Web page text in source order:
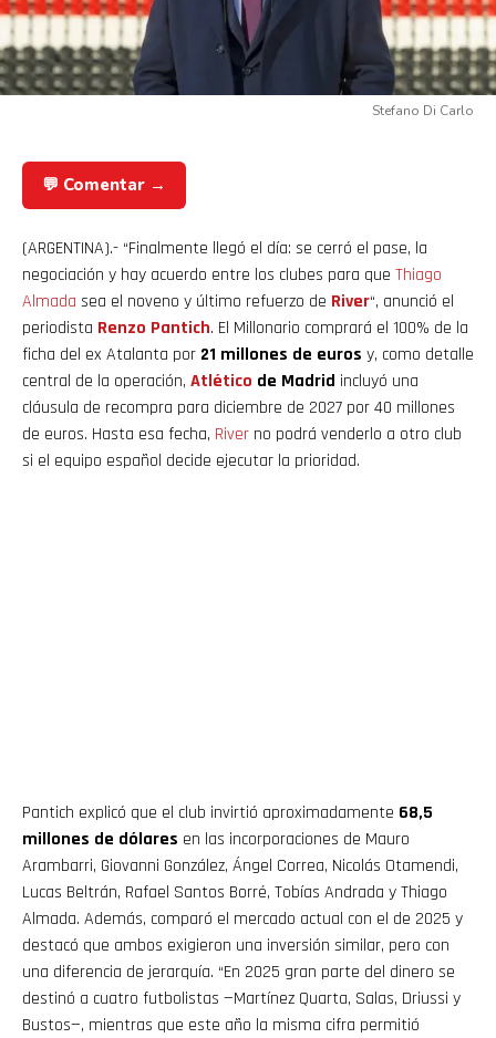
Stefano Di Carlo
💬 Comentar →
(ARGENTINA).- “Finalmente llegó el día: se cerró el pase, la
negociación y hay acuerdo entre los clubes para que Thiago
Almada sea el noveno y último refuerzo de River“, anunció el
periodista Renzo Pantich. El Millonario comprará el 100% de la
ficha del ex Atalanta por 21 millones de euros y, como detalle
central de la operación, Atlético de Madrid incluyó una
cláusula de recompra para diciembre de 2027 por 40 millones
de euros. Hasta esa fecha, River no podrá venderlo a otro club
si el equipo español decide ejecutar la prioridad.
Pantich explicó que el club invirtió aproximadamente 68,5
millones de dólares en las incorporaciones de Mauro
Arambarri, Giovanni González, Ángel Correa, Nicolás Otamendi,
Lucas Beltrán, Rafael Santos Borré, Tobías Andrada y Thiago
Almada. Además, comparó el mercado actual con el de 2025 y
destacó que ambos exigieron una inversión similar, pero con
una diferencia de jerarquía. “En 2025 gran parte del dinero se
destinó a cuatro futbolistas —Martínez Quarta, Salas, Driussi y
Bustos—, mientras que este año la misma cifra permitió
Flipboard
Reddit
Whatsapp
Email